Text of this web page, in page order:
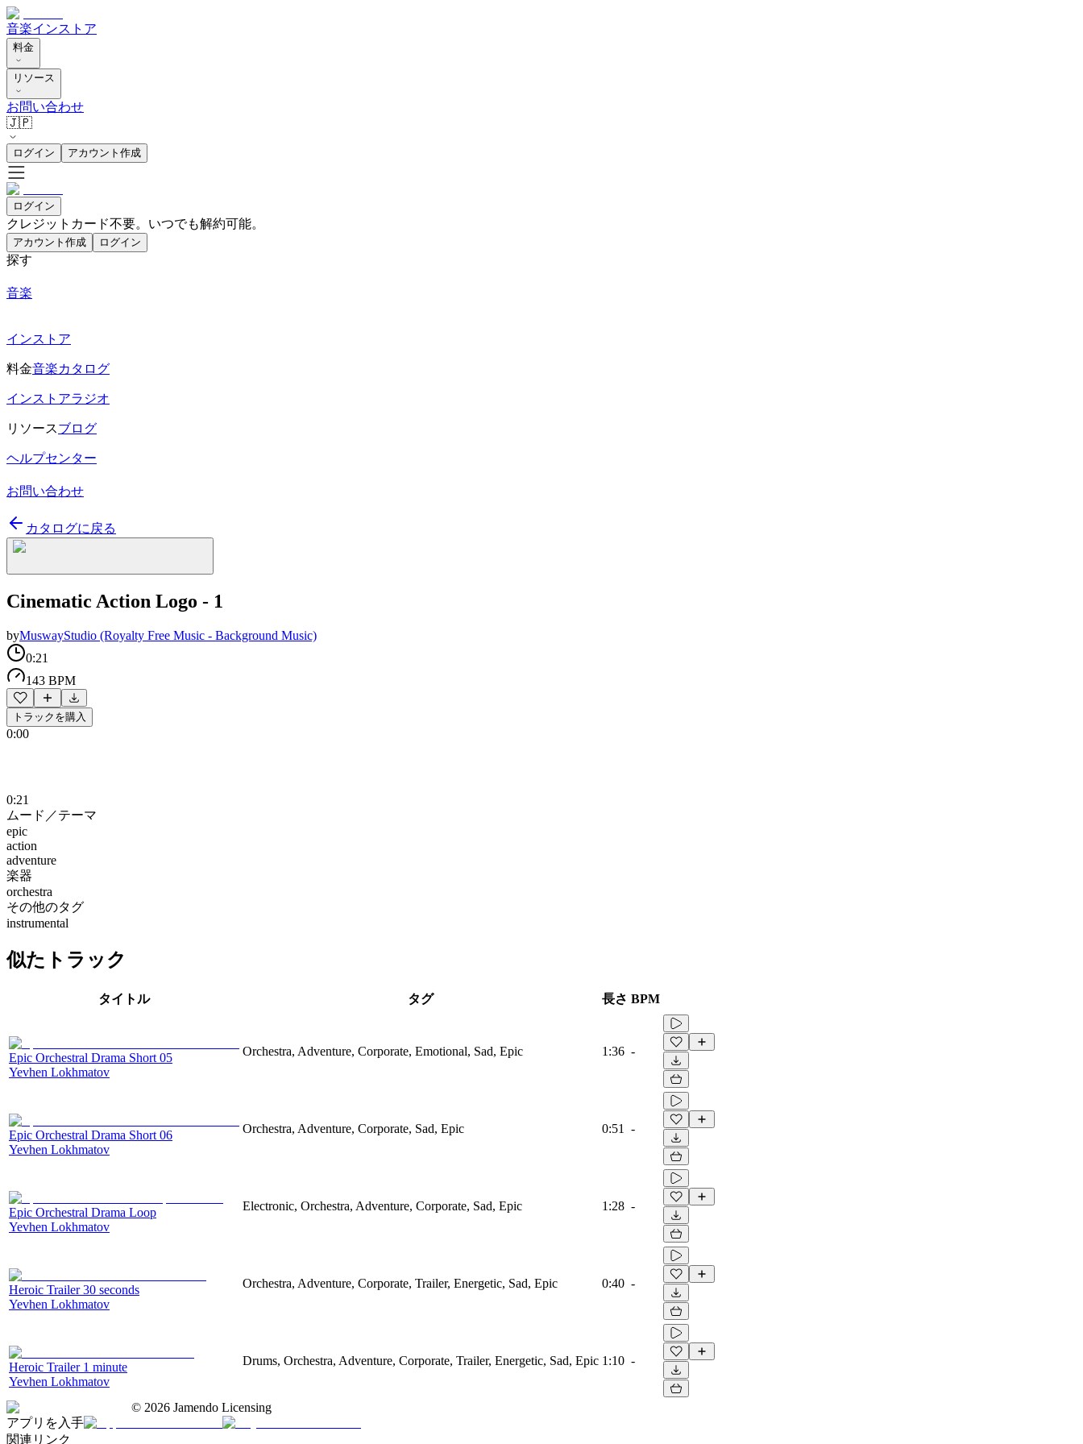
音楽インストア
料金
リソース
お問い合わせ
🇯🇵
ログイン アカウント作成
ログイン
クレジットカード不要。いつでも解約可能。
アカウント作成 ログイン
探す
音楽
インストア
料金音楽カタログ
インストアラジオ
リソースブログ
ヘルプセンター
お問い合わせ
カタログに戻る
Cinematic Action Logo - 1
byMuswayStudio (Royalty Free Music - Background Music)
0:21
143 BPM
トラックを購入
0:00
0:21
ムード／テーマ
epic
action
adventure
楽器
orchestra
その他のタグ
instrumental
似たトラック
タイトル タグ 長さ BPM
Epic Orchestral Drama Short 05
Yevhen Lokhmatov
Orchestra, Adventure, Corporate, Emotional, Sad, Epic 1:36 -
Epic Orchestral Drama Short 06
Yevhen Lokhmatov
Orchestra, Adventure, Corporate, Sad, Epic 0:51 -
Epic Orchestral Drama Loop
Yevhen Lokhmatov
Electronic, Orchestra, Adventure, Corporate, Sad, Epic 1:28 -
Heroic Trailer 30 seconds
Yevhen Lokhmatov
Orchestra, Adventure, Corporate, Trailer, Energetic, Sad, Epic 0:40 -
Heroic Trailer 1 minute
Yevhen Lokhmatov
Drums, Orchestra, Adventure, Corporate, Trailer, Energetic, Sad, Epic 1:10 -
© 2026 Jamendo Licensing
アプリを入手
関連リンク